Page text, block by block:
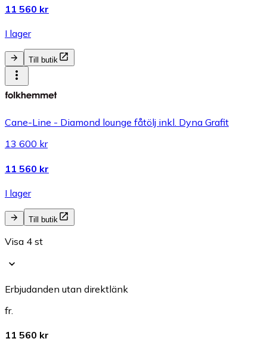
11 560 kr
I lager
Till butik
Cane-Line - Diamond lounge fåtölj inkl. Dyna Grafit
13 600 kr
11 560 kr
I lager
Till butik
Visa 4 st
Erbjudanden utan direktlänk
fr.
11 560 kr